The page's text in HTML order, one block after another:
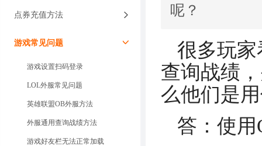
点券充值方法
游戏常见问题
游戏设置扫码登录
LOL外服常见问题
英雄联盟OB外服方法
外服通用查询战绩方法
游戏好友栏无法正常加载
呢？
很多玩
查询战绩
么他们是
答：使用